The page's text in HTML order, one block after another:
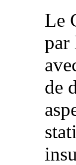
Le
par
de